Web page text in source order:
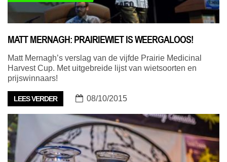
MATT MERNAGH: PRAIRIEWIET IS WEERGALOOS!
Matt Mernagh’s verslag van de vijfde Prairie Medicinal
Harvest Cup. Met uitgebreide lijst van wietsoorten en
prijswinnaars!
LEES VERDER 08/10/2015